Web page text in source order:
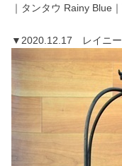
｜タンタウ Rainy Blue
▼2020.12.17 レイニ